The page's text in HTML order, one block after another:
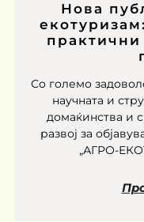
Нова
Со големо
научната и
домаќинства и
развој за
„АГРО-